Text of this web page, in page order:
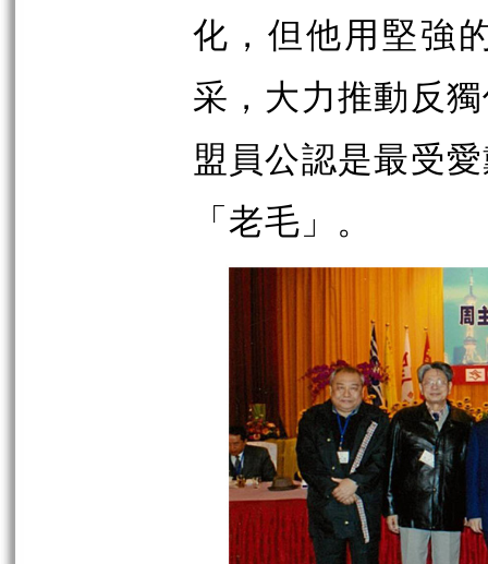
化，但他用堅強
采，大力推動反
盟員公認是最受
「老毛」。